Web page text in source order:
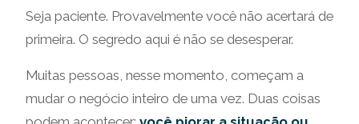
Seja paciente. Provavelmente você não acertará de
primeira. O segredo aqui é não se desesperar.
Muitas pessoas, nesse momento, começam a
mudar o negócio inteiro de uma vez. Duas coisas